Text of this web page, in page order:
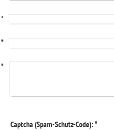
*
*
*
Captcha (Spam-Schutz-Code): *